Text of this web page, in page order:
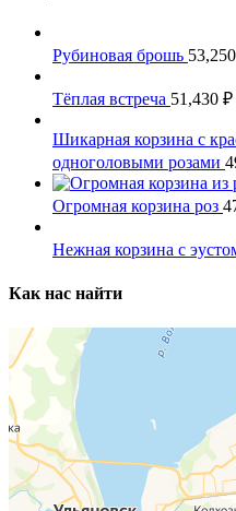
Рубиновая брошь 53,250
Тёплая встреча 51,430 ₽
Шикарная корзина с
одноголовыми розами
Огромная корзина роз
Нежная корзина с
Как нас найти